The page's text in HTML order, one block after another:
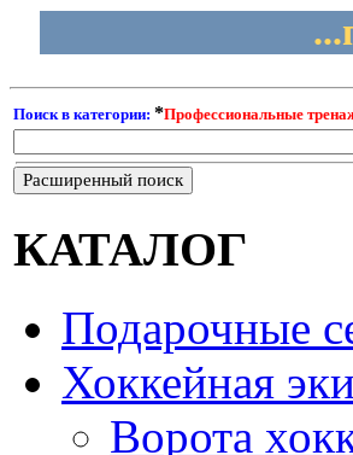
Поиск в категории: *Профессиональные
Расширенный поиск
КАТАЛОГ
Подарочные
Хоккейная
Ворота